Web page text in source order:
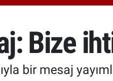
BITCOIN
64.225,61
%-
Bize
bir mesaj